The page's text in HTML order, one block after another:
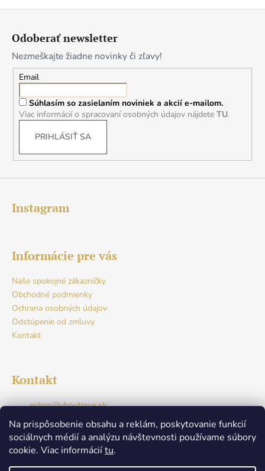
Na prispôsobenie obsahu a reklám, poskytovanie funkcií
sociálnych médií a analýzu návštevnosti používame súbory
cookie. Viac informáciítu.
Odoberať newsletter
Nezmeškajte žiadne novinky či zľavy!
Email
Súhlasím so zasielaním noviniek a akcií e-mailom.
Viac informácií o spracovaní osobných údajov nájdete TU.
PRIHLÁSIŤ SA
Instagram
Informácie pre vás
Naše spokojné zákazníčky
Obchodné podmienky
Ochrana osobných údajov
Odstúpenie od zmluvy
Kontakt
Kontakt
eshop@vboutique.sk
+421917765941
Facebook
v.boutique.dunajskastreda